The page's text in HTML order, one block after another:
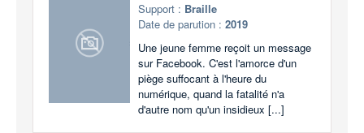
Support : Braille
Date de parution : 2019
Une jeune femme reçoit un message
sur Facebook. C'est l'amorce d'un
piège suffocant à l'heure du
numérique, quand la fatalité n'a
d'autre nom qu'un insidieux [...]